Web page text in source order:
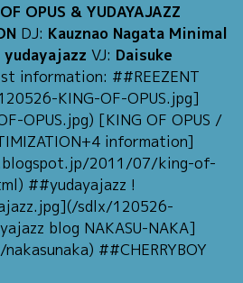
OPUS & YUDAYAJAZZ
DJ: Kauznao Nagata Minimal
VJ: Daisuke
information: ##REEZENT
KING-OF-OPUS.jpg]
OPUS.jpg) [KING OF OPUS /
information]
2011/07/king-of-
##yudayajazz !
sdlx/120526-
blog NAKASU-NAKA]
##CHERRYBOY